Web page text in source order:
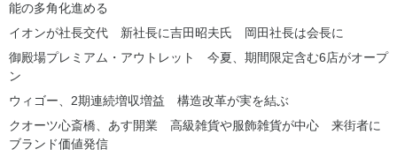
能の多角化進める
イオンが社長交代 新社長に吉田昭夫氏 岡田社長は会長に
御殿場プレミアム・アウトレット 今夏、期間限定含む6店がオープ
ン
ウィゴー、2期連続増収増益 構造改革が実を結ぶ
クオーツ心斎橋、あす開業 高級雑貨や服飾雑貨が中心 来街者に
ブランド価値発信